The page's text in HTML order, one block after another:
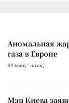
Аномальная
газа в Европе
39 минут назад
Мэр Киева